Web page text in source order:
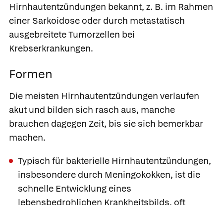
Hirnhautentzündungen bekannt, z. B. im Rahmen
einer Sarkoidose oder durch metastatisch
ausgebreitete Tumorzellen bei
Krebserkrankungen.
Formen
Die meisten Hirnhautentzündungen verlaufen
akut und bilden sich rasch aus, manche
brauchen dagegen Zeit, bis sie sich bemerkbar
machen.
Typisch für bakterielle Hirnhautentzündungen,
insbesondere durch Meningokokken, ist die
schnelle Entwicklung eines
lebensbedrohlichen Krankheitsbilds, oft